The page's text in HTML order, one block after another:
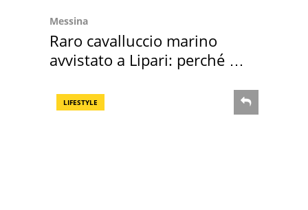
Messina
Raro cavalluccio marino
avvistato a Lipari: perché è
LIFESTYLE